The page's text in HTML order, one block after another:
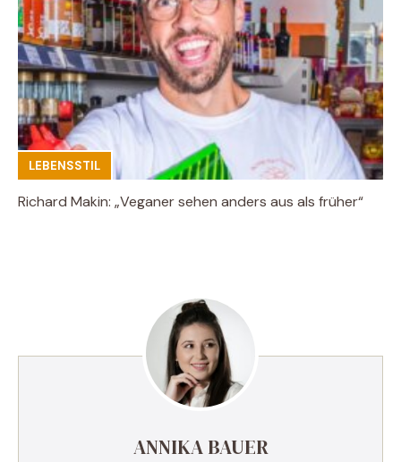
LEBENSSTIL
Richard Makin: „Veganer sehen anders aus als früher“
ANNIKA BAUER